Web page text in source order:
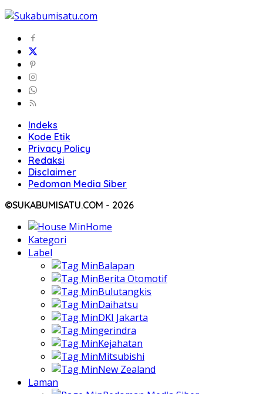
Indeks
Kode Etik
Privacy Policy
Redaksi
Disclaimer
Pedoman Media Siber
©SUKABUMISATU.COM - 2026
Home
Kategori
Label
Balapan
Berita Otomotif
Bulutangkis
Daihatsu
DKI Jakarta
gerindra
Kejahatan
Mitsubishi
New Zealand
Laman